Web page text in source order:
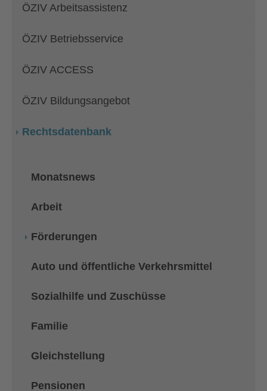
ÖZIV Arbeitsassistenz
ÖZIV Betriebsservice
ÖZIV ACCESS
ÖZIV Bildungsangebot
Rechtsdatenbank
Monatsnews
Arbeit
Förderungen
Auto und öffentliche Verkehrsmittel
Sozialhilfe und Zuschüsse
Familie
Gleichstellung
Pensionen